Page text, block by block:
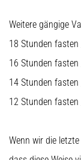
Weitere gängige
18 Stunden
16 Stunden
14 Stunden
12 Stunden
Wenn wir die